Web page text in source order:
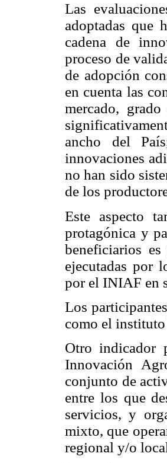
Las
adoptadas que
cadena de
proceso de
de adopción
en cuenta las
mercado,
ancho del
innovaciones
no han sido
de los
Este aspecto
protagónica y
beneficiarios
ejecutadas por
por el INIAF en
Los
como el
Otro indicador
Innovación
conjunto de
entre los que
servicios, y
mixto, que
regional y/o